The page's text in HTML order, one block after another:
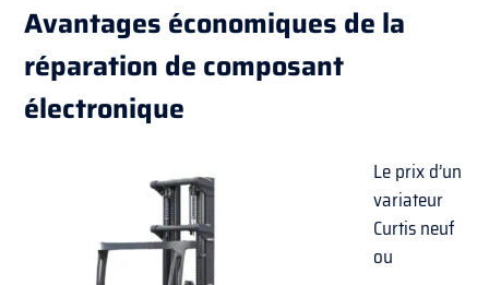
Avantages économiques de la
réparation de composant
électronique
Le prix d’un
variateur
Curtis neuf
ou